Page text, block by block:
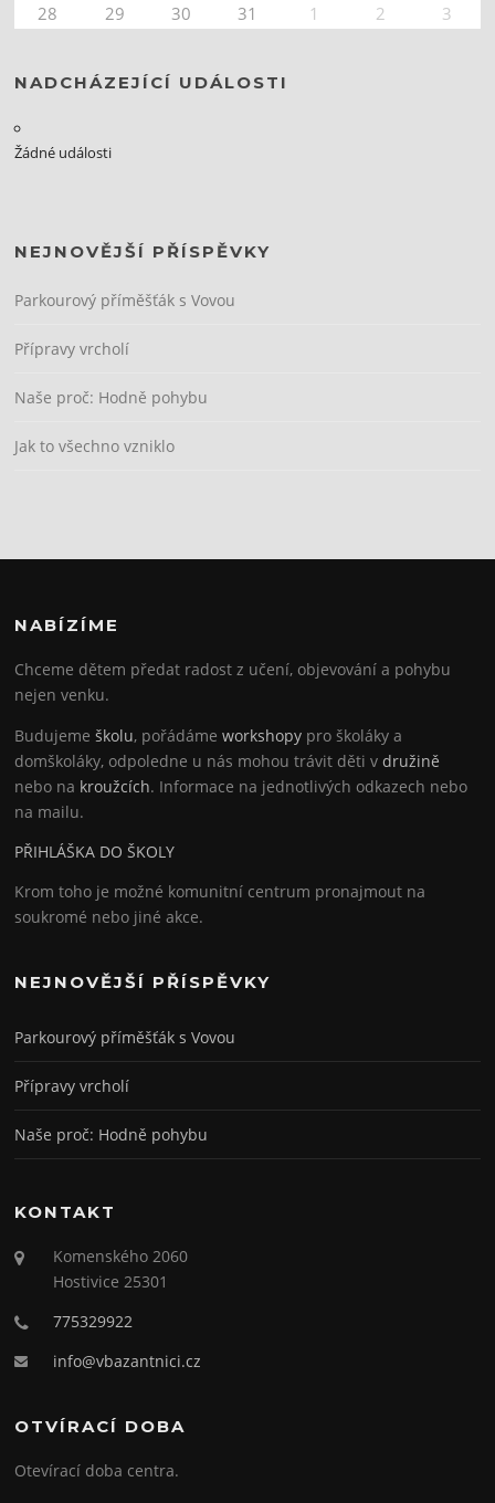
28
29 30 31 1 2 3
NADCHÁZEJÍCÍ UDÁLOSTI
Žádné události
NEJNOVĚJŠÍ PŘÍSPĚVKY
Parkourový příměšťák s Vovou
Přípravy vrcholí
Naše proč: Hodně pohybu
Jak to všechno vzniklo
NABÍZÍME
Chceme dětem předat radost z učení, objevování a pohybu
nejen venku.
Budujemeškolu, pořádámeworkshopy pro školáky a
domškoláky, odpoledne u nás mohou trávit děti vdružině
nebo na kroužcích. Informace na jednotlivých odkazech nebo
na mailu.
PŘIHLÁŠKA DO ŠKOLY
Krom toho je možné komunitní centrum pronajmout na
soukromé nebo jiné akce.
NEJNOVĚJŠÍ PŘÍSPĚVKY
Parkourový příměšťák s Vovou
Přípravy vrcholí
Naše proč: Hodně pohybu
KONTAKT
Komenského 2060
Hostivice 25301
775329922
info@vbazantnici.cz
OTVÍRACÍ DOBA
Otevírací doba centra.